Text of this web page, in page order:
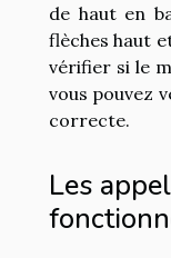
de haut en
flèches haut
vérifier si le
vous pouvez
correcte.
Les